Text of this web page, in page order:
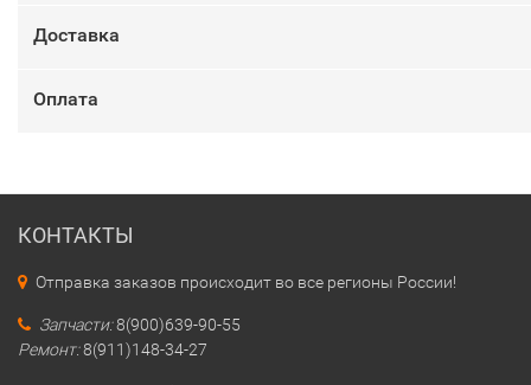
Доставка
Оплата
КОНТАКТЫ
Отправка заказов происходит во все регионы России!
Запчасти:8(900)639-90-55
Ремонт:8(911)148-34-27